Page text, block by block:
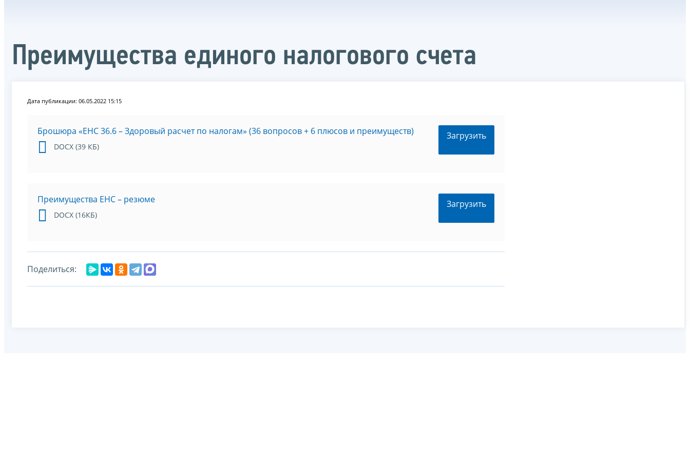
Преимущества единого налогового счета
Дата публикации: 06.05.2022 15:15
Брошюра «ЕНС 36.6 – Здоровый расчет по налогам» (36 вопросов + 6 плюсов и преимуществ)
DOCX (39 КБ)
Загрузить
Преимущества ЕНС – резюме
DOCX (16КБ)
Загрузить
Поделиться: